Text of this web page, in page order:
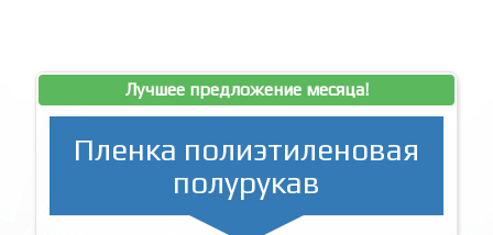
Лучшее предложение месяца!
Пленка полиэтиленовая
полурукав